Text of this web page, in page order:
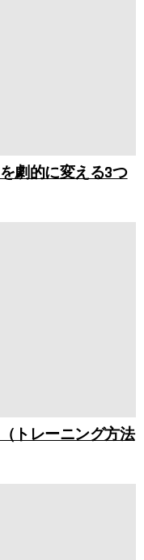
劇的に変える3つ
トレーニング方法